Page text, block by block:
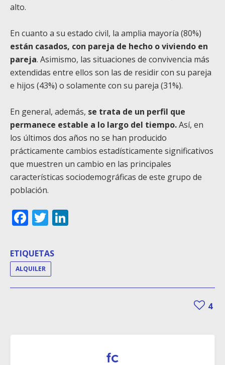
alto.
En cuanto a su estado civil, la amplia mayoría (80%)
están casados, con pareja de hecho o viviendo en
pareja. Asimismo, las situaciones de convivencia más
extendidas entre ellos son las de residir con su pareja
e hijos (43%) o solamente con su pareja (31%).
En general, además, se trata de un perfil que
permanece estable a lo largo del tiempo.Así, en
los últimos dos años no se han producido
prácticamente cambios estadísticamente significativos
que muestren un cambio en las principales
características sociodemográficas de este grupo de
población.
Facebook
Twitter
ETIQUETAS
ALQUILER
4